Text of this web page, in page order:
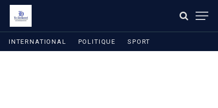
INTERNATIONAL POLITIQUE SPORT